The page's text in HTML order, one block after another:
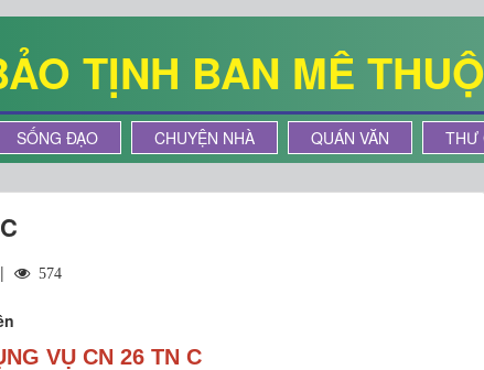
TỊNH BAN MÊ
SỐNG ĐẠO CHUYỆN NHÀ QUÁN VĂN THƯ
574
VỤ CN 26 TN C